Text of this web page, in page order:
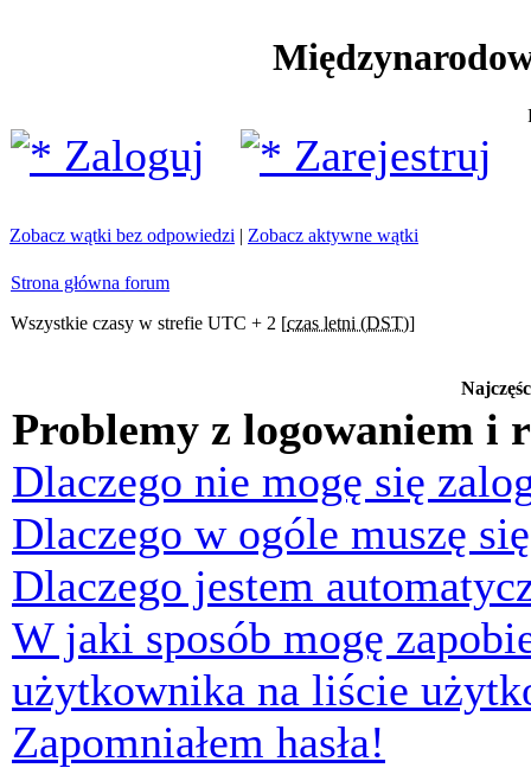
Zaloguj Zarejestruj
Zobacz wątki bez odpowiedzi | Zobacz aktywne wątki
Strona główna forum
Wszystkie czasy w strefie UTC + 2 [czas letni (DST)]
Problemy z logowaniem i
Dlaczego nie mogę się
Dlaczego w ogóle muszę
Dlaczego jestem
W jaki sposób mogę
użytkownika na liście
Zapomniałem hasła!